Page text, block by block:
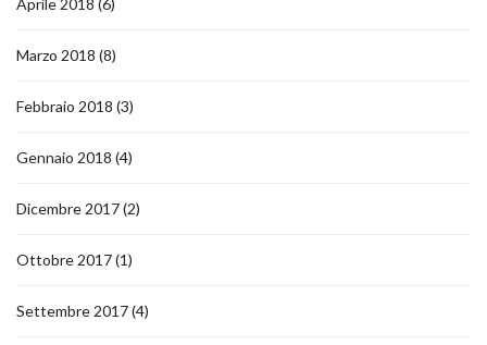
Marzo 2018 (8)
Febbraio 2018 (3)
Gennaio 2018 (4)
Dicembre 2017(2)
Ottobre 2017(1)
Settembre 2017(4)